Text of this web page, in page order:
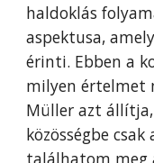
haldoklás
aspektusa,
érinti. Ebben a
milyen értelmet
Müller azt állítja,
közösségbe
találhatom meg